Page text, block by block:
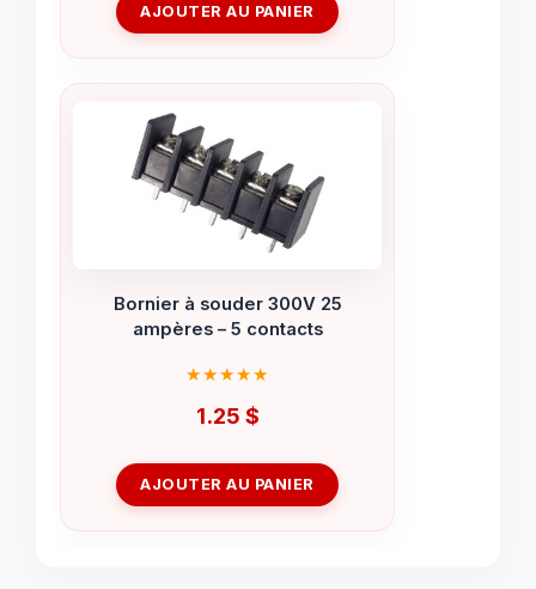
AJOUTER AU PANIER
Bornier à souder 300V 25
ampères – 5 contacts
1.25 $
AJOUTER AU PANIER